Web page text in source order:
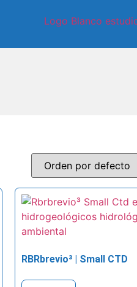
RBRbrevio³ | Small CTD